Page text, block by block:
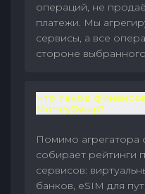
операций, не
платежи. Мы
сервисы, а все
стороне
Что такое
MoneySwap?
Помимо агрегатора
собирает рейтинги
сервисов:
банков, eSIM для